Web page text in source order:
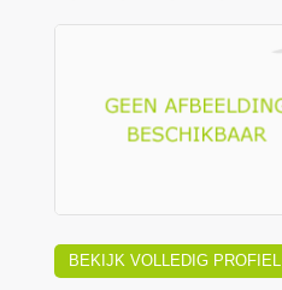
BEKIJK VOLLEDIG PROFIEL